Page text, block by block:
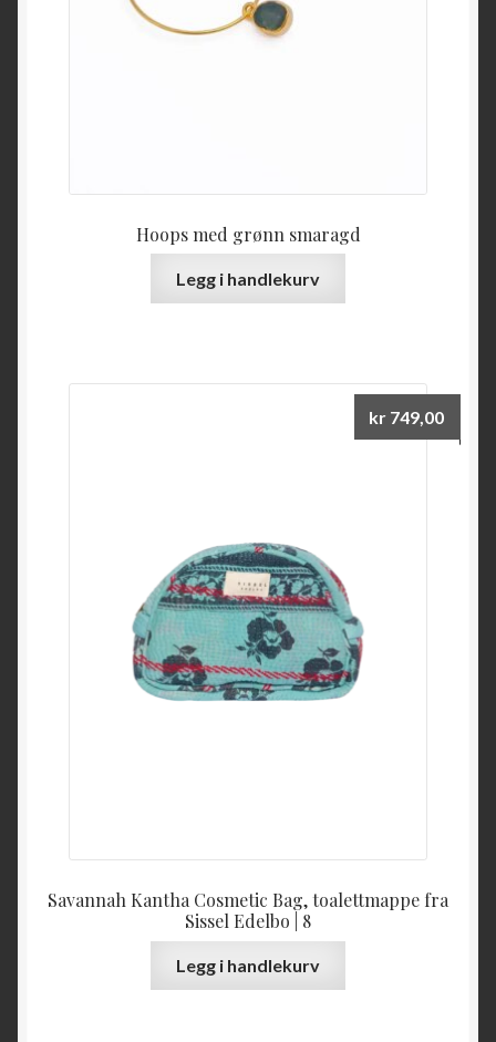
Hoops med grønn smaragd
Legg i handlekurv
Savannah Kantha Cosmetic Bag, toalettmappe fra
Sissel Edelbo | 8
kr 749,00
Legg i handlekurv